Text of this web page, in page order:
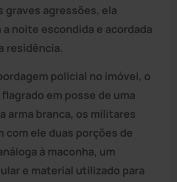
graves agressões, ela
noite escondida e acordada
residência.
policial no imóvel, o
em posse de uma
arma branca, os militares
com ele duas porções de
à maconha, um
e material utilizado para